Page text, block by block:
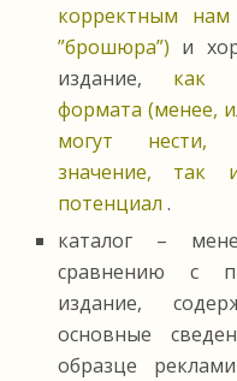
корректным нам
”брошюра”) и
издание, как
формата (менее,
могут нести,
значение,
потенциал .
каталог –
сравнению с
издание,
основные
образце